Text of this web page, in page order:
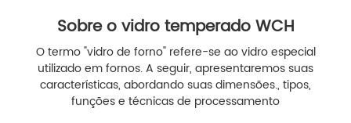
Sobre o vidro temperado WCH
O termo "vidro de forno" refere-se ao vidro especial
utilizado em fornos. A seguir, apresentaremos suas
características, abordando suas dimensões., tipos,
funções e técnicas de processamento